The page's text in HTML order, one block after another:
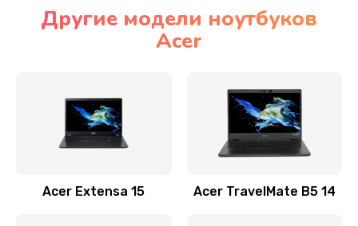
Настройка BIOS
Замена видеочипа
Заказать
Другие модели ноутбуков
Acer
Acer Extensa 15 Acer TravelMate B5 14